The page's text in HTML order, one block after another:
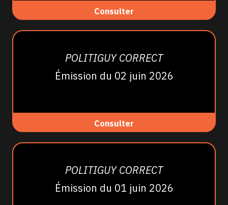
Consulter
POLITIGUY CORRECT
Émission du 02 juin 2026
Consulter
POLITIGUY CORRECT
Émission du 01 juin 2026